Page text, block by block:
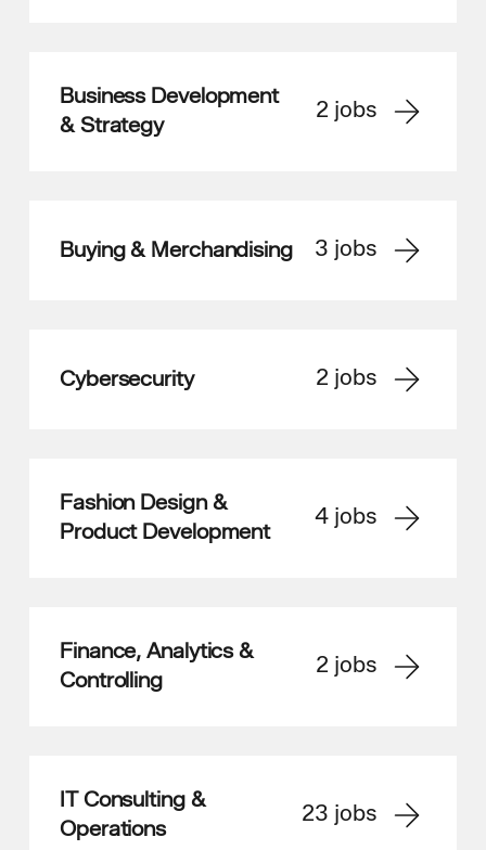
Business Development
& Strategy
2 jobs
Buying & Merchandising 3 jobs
Cybersecurity 2 jobs
Fashion Design &
Product Development
4 jobs
Finance, Analytics &
Controlling
2 jobs
IT Consulting &
Operations
23 jobs